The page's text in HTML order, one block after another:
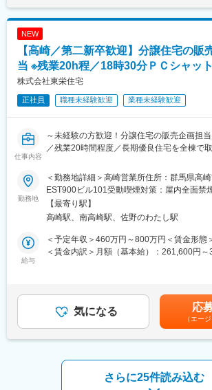
継支援サービスや教育ツール、研修などを
訪問から報告書作成、提案まで一貫して担当
題解決力を発揮し、企業の成長を支援します
・企業信用調査のデータは、金融機関の融
融・経営知識を実務で深められます。
・社長や会社役員から企業の課題、悩みを
■働く環境：
充実した研修制度とメンター制度を整備し、
してスタート可能。報告書入力システム改
上にも取り組んでいます。
国内シェア60％超を誇る業界リーディング
や企業間取引で利用される信用調査データを
固定手当を含めた表記です。
NEW
【高崎／第二新卒歓迎】分譲住宅の販
当 ※残業20h程／18時30分ＰＣシャッ
株式会社東栄住宅
正社員 職種未経験歓迎 業種未経験歓迎
仕事内容
～未経験の方歓迎！分譲住宅の販売企画担
／残業20時間程度／長期優良住宅を全棟で
ットダウン】
■業務内容：
自社ブランド（新築一戸建て・分譲住宅「
ン」）の営業職を担当していただきます。
や祝日に販売現地でお客様をご案内していた
▼具体的には…
・お問い合わせのあったお客様へ、物件の
・分譲住宅の用地仕入れ、情報収集
・物件の企画、プランニング
※現在、不動産営業1年以上経験者のかたを
安心してご入社いただける環境です。
勤務地
＜勤務地詳細＞高崎営業所住所：群馬県高
EST900ビル101受動喫煙対策：屋内全面禁
定める事業所
【最寄り駅】
高崎駅、南高崎駅、佐野のわたし駅
給与
＜予定年収＞460万円～800万円＜賃金形態
＜賃金内訳＞月額（基本給）：261,600円～
月給(月額)は固定手当を含めた表記です。
気になる 応
（エー
さらに25件読み込む